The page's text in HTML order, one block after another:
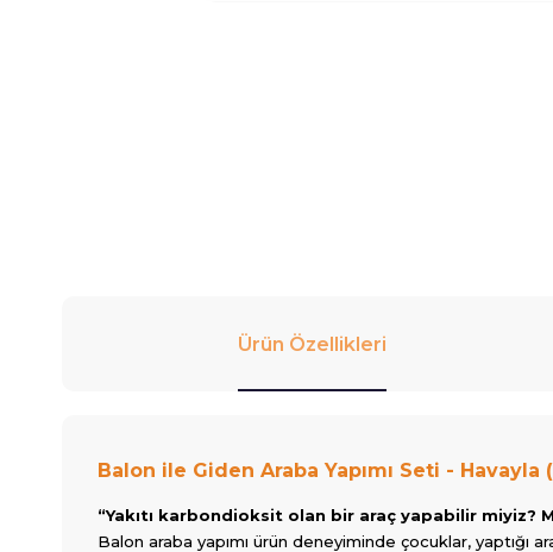
Ürün Özellikleri
Balon ile Giden Araba Yapımı Seti -
“Yakıtı karbondioksit olan bir araç yapabilir
Balon araba yapımı ürün deneyiminde çocuklar, yaptığı